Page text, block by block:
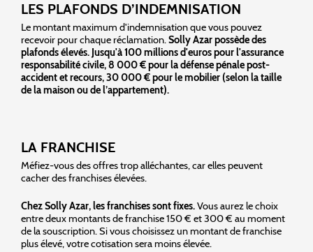
LES PLAFONDS D’INDEMNISATION
Le montant maximum d'indemnisation que vous pouvez
recevoir pour chaque réclamation.Solly Azar possède des
plafonds élevés. Jusqu'à 100 millions d'euros pour l'assurance
responsabilité civile, 8 000 € pour la défense pénale post-
accident et recours, 30 000 € pour le mobilier (selon la taille
de la maison ou de l’appartement).
LA FRANCHISE
Méfiez-vous des offres trop alléchantes, car elles peuvent
cacher des franchises élevées.
Chez Solly Azar, les franchises sont fixes.Vous aurez le choix
entre deux montants de franchise 150 € et 300 € au moment
de la souscription. Si vous choisissez un montant de franchise
plus élevé, votre cotisation sera moins élevée.